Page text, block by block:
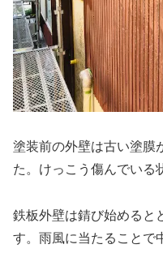
塗装前の外壁は古い塗膜
た。けっこう傷んでいる
鉄板外壁は錆び始めると
す。雨風に当たることで